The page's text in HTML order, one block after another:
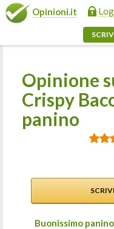
Opinioni.it
Opinione
Crispy
panino
Buonissimo panino